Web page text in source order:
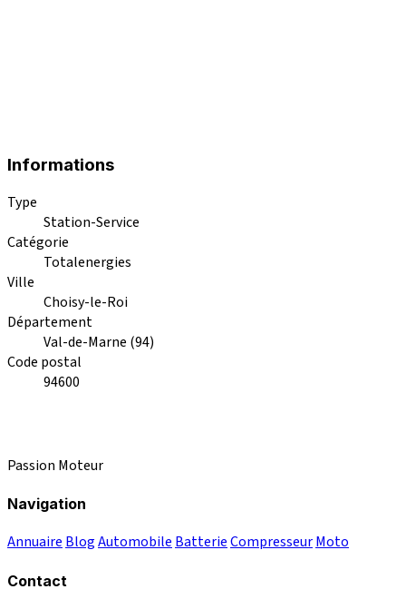
Informations
Type
Station-Service
Catégorie
Totalenergies
Ville
Choisy-le-Roi
Département
Val-de-Marne (94)
Code postal
94600
Passion Moteur
Navigation
Annuaire BlogAutomobile BatterieCompresseurMoto
Contact